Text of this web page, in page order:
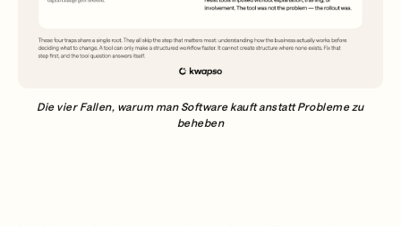
Die vier Fallen, warum man Software kauft anstatt Probleme zu
beheben